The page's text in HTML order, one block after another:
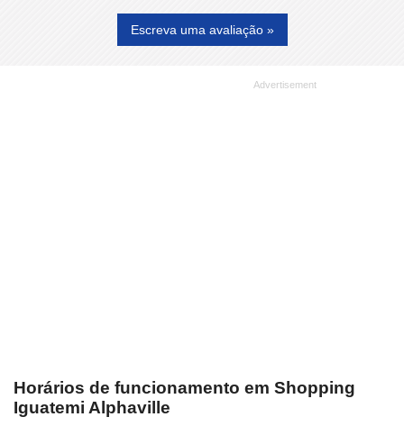
Escreva uma avaliação »
Horários de funcionamento em Shopping
Iguatemi Alphaville